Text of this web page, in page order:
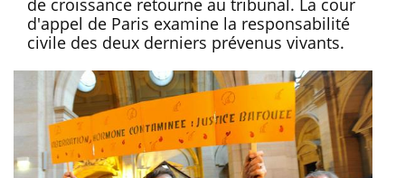
de croissance retourne au tribunal. La cour
d'appel de Paris examine la responsabilité
civile des deux derniers prévenus vivants.